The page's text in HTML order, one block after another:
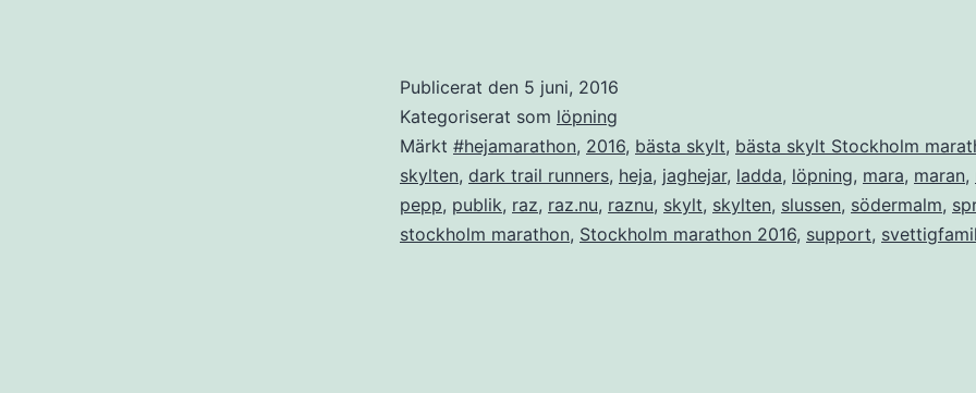
Publicerat den 5 juni, 2016
Kategoriserat som löpning
Märkt #hejamarathon, 2016, bästa skylt, bästa skylt Stockholm
skylten, dark trail runners, heja, jaghejar, ladda, löpning, mara, maran,
pepp, publik, raz, raz.nu, raznu, skylt, skylten, slussen, södermalm,
stockholm marathon, Stockholm marathon 2016, support,